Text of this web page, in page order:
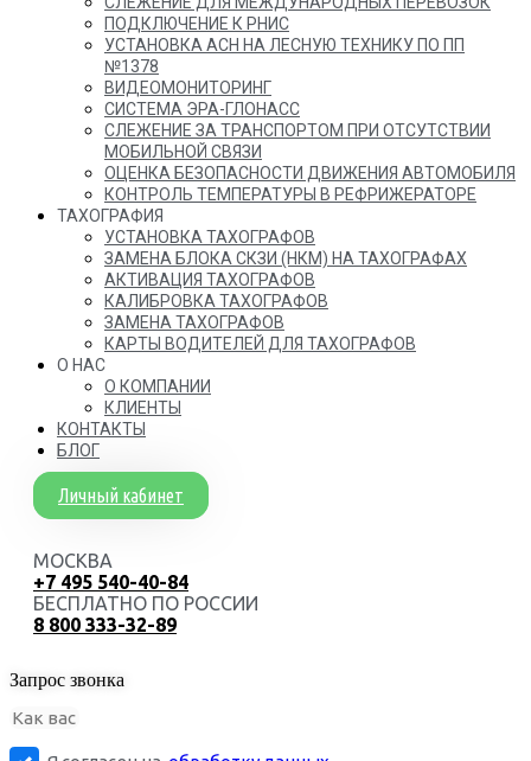
ПОДКЛЮЧЕНИЕ К РНИС
УСТАНОВКА АСН НА ЛЕСНУЮ ТЕХНИКУ ПО ПП
№1378
ВИДЕОМОНИТОРИНГ
СИСТЕМА ЭРА-ГЛОНАСС
СЛЕЖЕНИЕ ЗА ТРАНСПОРТОМ ПРИ ОТСУТСТВИИ
МОБИЛЬНОЙ СВЯЗИ
ОЦЕНКА БЕЗОПАСНОСТИ ДВИЖЕНИЯ АВТОМОБИЛЯ
КОНТРОЛЬ ТЕМПЕРАТУРЫ В РЕФРИЖЕРАТОРЕ
ТАХОГРАФИЯ
УСТАНОВКА ТАХОГРАФОВ
ЗАМЕНА БЛОКА СКЗИ (НКМ) НА ТАХОГРАФАХ
АКТИВАЦИЯ ТАХОГРАФОВ
КАЛИБРОВКА ТАХОГРАФОВ
ЗАМЕНА ТАХОГРАФОВ
КАРТЫ ВОДИТЕЛЕЙ ДЛЯ ТАХОГРАФОВ
О НАС
О КОМПАНИИ
КЛИЕНТЫ
КОНТАКТЫ
БЛОГ
Личный кабинет
МОСКВА
+7 495 540-40-84
БЕСПЛАТНО ПО РОССИИ
8 800 333-32-89
Запрос звонка